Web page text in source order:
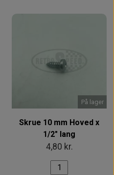
På lager
Skrue 10 mm Hoved x
1/2" lang
4,80 kr.